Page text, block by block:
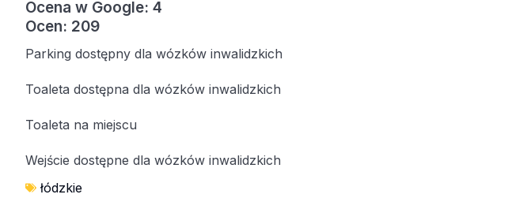
Ocena w Google: 4
Ocen: 209
Parking dostępny dla wózków inwalidzkich
Toaleta dostępna dla wózków inwalidzkich
Toaleta na miejscu
Wejście dostępne dla wózków inwalidzkich
łódzkie